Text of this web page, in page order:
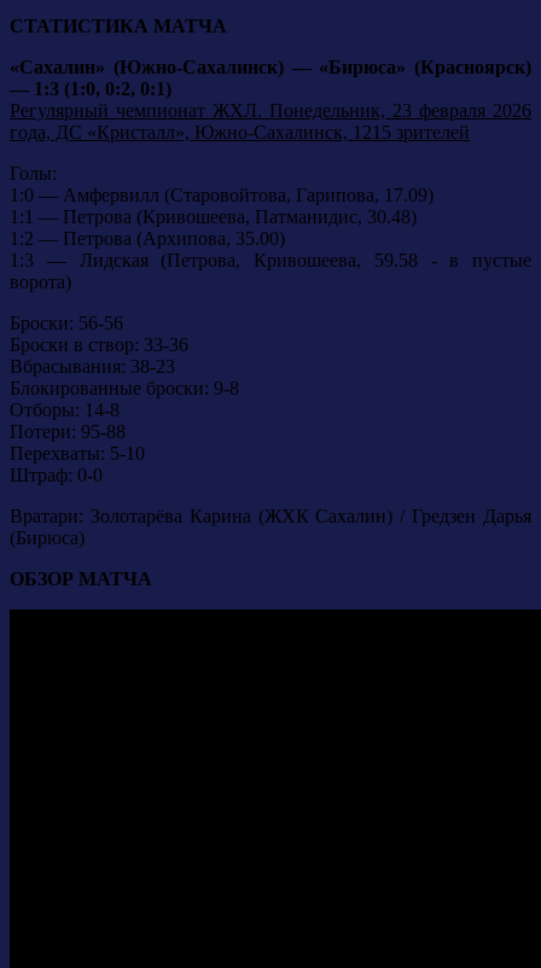
СТАТИСТИКА МАТЧА
«Сахалин» (Южно-Сахалинск) — «Бирюса» (Красноярск)
— 1:3 (1:0, 0:2, 0:1)
Регулярный чемпионат ЖХЛ. Понедельник, 23 февраля 2026
года, ДС «Кристалл», Южно-Сахалинск, 1215 зрителей
Голы:
1:0 — Амфервилл (Старовойтова, Гарипова, 17.09)
1:1 — Петрова (Кривошеева, Патманидис, 30.48)
1:2 — Петрова (Архипова, 35.00)
1:3 — Лидская (Петрова, Кривошеева, 59.58 - в пустые
ворота)
Броски: 56-56
Броски в створ: 33-36
Вбрасывания: 38-23
Блокированные броски: 9-8
Отборы: 14-8
Потери: 95-88
Перехваты: 5-10
Штраф: 0-0
Вратари: Золотарёва Карина (ЖХК Сахалин) / Гредзен Дарья
(Бирюса)
ОБЗОР МАТЧА